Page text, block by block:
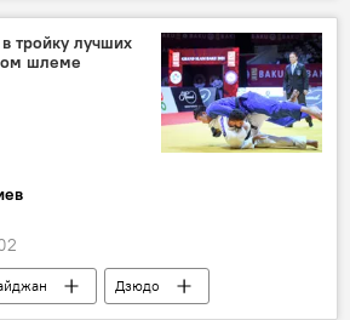
Сергей Лавров
тройку лучших
шлеме
Дзюдо